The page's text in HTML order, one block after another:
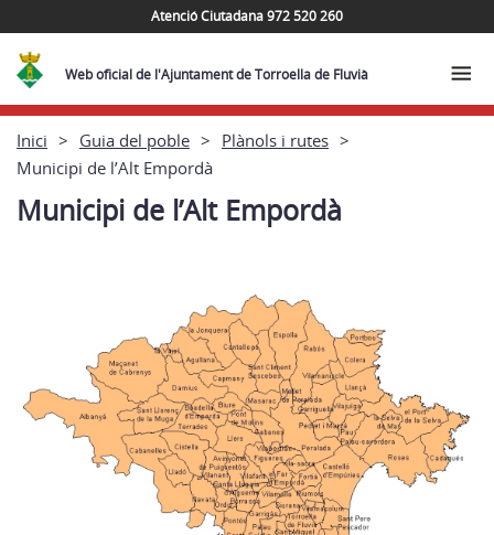
Atenció Ciutadana 972 520 260
Web oficial de l'Ajuntament de Torroella de Fluvià
Inici Guia del poble
Plànols i rutes
Municipi de l’Alt Empordà
Municipi de l’Alt Empordà